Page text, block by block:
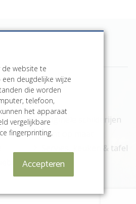
Originele schilderijen
Print op maat
Servies, keuken & tafel
website te
deugdelijke wijze
die worden
telefoon,
het apparaat
vergelijkbare
fingerprinting.
Accepteren